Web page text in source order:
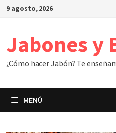
Saltar
9 agosto, 2026
Jabones y
¿Cómo hacer Jabón? Te
MENÚ